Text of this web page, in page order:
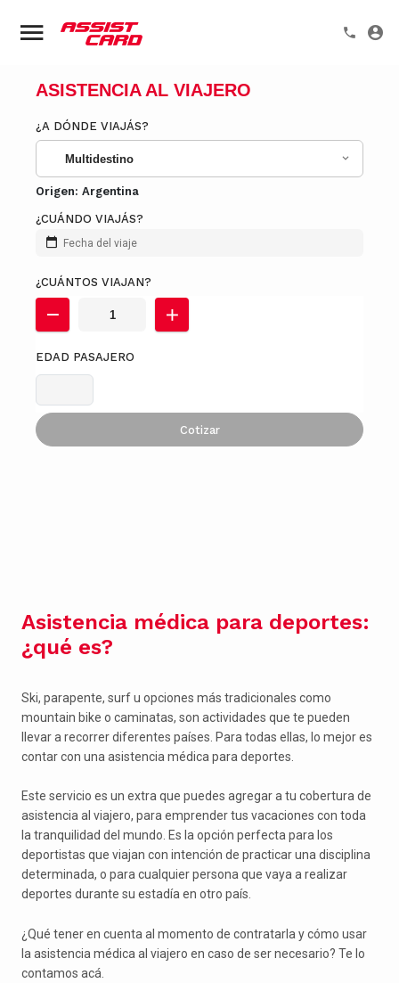
ASISTENCIA AL VIAJERO
¿A DÓNDE VIAJÁS?
Multidestino
Origen: Argentina
¿CUÁNDO VIAJÁS?
Fecha del viaje
¿CUÁNTOS VIAJAN?
EDAD PASAJERO
Cotizar
Asistencia médica para deportes:
¿qué es?
Ski, parapente, surf u opciones más tradicionales como
mountain bike o caminatas, son actividades que te pueden
llevar a recorrer diferentes países. Para todas ellas, lo mejor es
contar con una asistencia médica para deportes.
Este servicio es un extra que puedes agregar a tu cobertura de
asistencia al viajero, para emprender tus vacaciones con toda
la tranquilidad del mundo. Es la opción perfecta para los
deportistas que viajan con intención de practicar una disciplina
determinada, o para cualquier persona que vaya a realizar
deportes durante su estadía en otro país.
¿Qué tener en cuenta al momento de contratarla y cómo usar
la asistencia médica al viajero en caso de ser necesario? Te lo
contamos acá.